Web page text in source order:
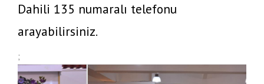
Dahili 135 numaralı telefonu
arayabilirsiniz.
;